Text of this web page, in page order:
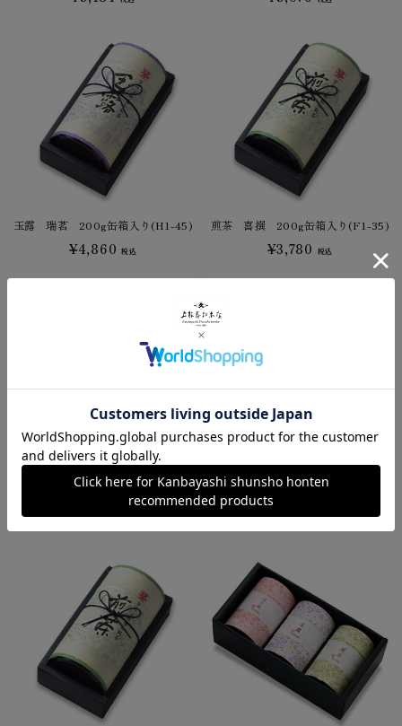
玉露 瑞茗 200g缶箱入り(H1-45)
¥4,860 税込
煎茶 喜撰 200g缶箱入り(F1-35)
¥3,780 税込
玉露 千早振・煎茶 喜撰 100g缶詰箱
入 (CH-34)
¥3,672
玉露 千早振・煎茶 徒然 100g缶詰箱
入 (CH-31)
¥3,348